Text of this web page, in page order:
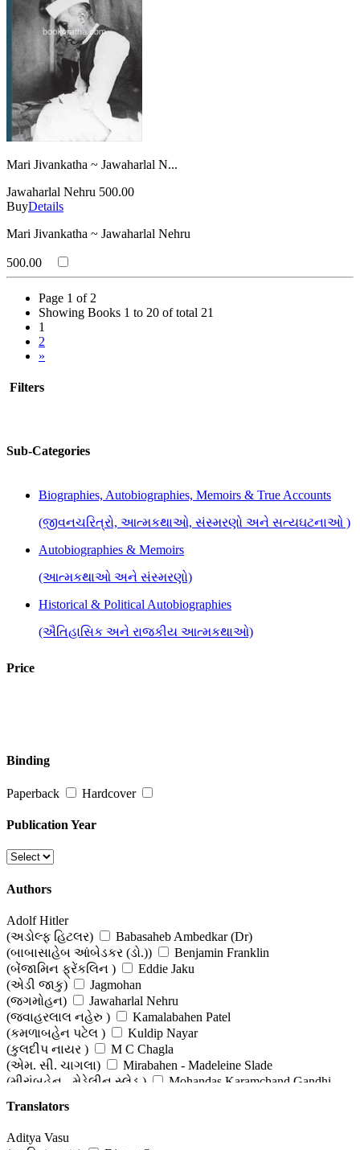
Mari Jivankatha ~ Jawaharlal N...
Jawaharlal Nehru 500.00
BuyDetails
Mari Jivankatha ~ Jawaharlal Nehru
500.00
Page 1 of 2
Showing Books 1 to 20 of total 21
1
2
»
Filters
Sub-Categories
Biographies, Autobiographies, Memoirs & True Accounts
(જીવનચરિત્રો, આત્મકથાઓ, સંસ્મરણો અને સત્યઘટનાઓ )
Autobiographies & Memoirs
(આત્મકથાઓ અને સંસ્મરણો)
Historical & Political Autobiographies
(ઐતિહાસિક અને રાજકીય આત્મકથાઓ)
Price
Binding
Paperback Hardcover
Publication Year
Authors
Adolf Hitler
(અડોલ્ફ હિટલર)
Babasaheb Ambedkar (Dr)
(બાબાસાહેબ આંબેડકર (ડો.))
Benjamin Franklin
(બેંજામિન ફ્રેંકલિન )
Eddie Jaku
(એડી જાકુ)
Jagmohan
(જગમોહન)
Jawaharlal Nehru
(જવાહરલાલ નહેરુ )
Kamalabahen Patel
(કમળાબહેન પટેલ )
Kuldip Nayar
(કુલદીપ નાયર )
M C Chagla
(એમ. સી. ચાગલા)
Mirabahen - Madeleine Slade
(મીરાંબહેન - મેડેલીન સ્લેડ )
Mohandas Karamchand Gandhi
(મોરારજી દેસાઈ )
(શહિદ ભગતસિંહ )
Translators
Aditya Vasu